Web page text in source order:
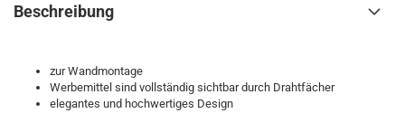
Beschreibung
zur Wandmontage
Werbemittel sind vollständig sichtbar durch Drahtfächer
elegantes und hochwertiges Design